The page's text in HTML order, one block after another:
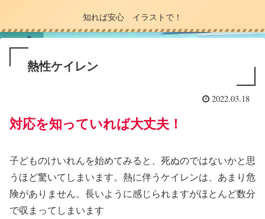
知れば安心 イラストで！
熱性ケイレン
2022.03.18
対応を知っていれば大丈夫！
子どものけいれんを始めてみると、死ぬのではないかと思
うほど驚いてしまいます。熱に伴うケイレンは、あまり危
険がありません。長いように感じられますがほとんど数分
で収まってしまいます